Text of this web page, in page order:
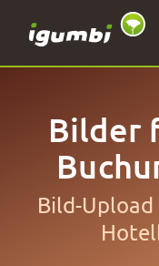
Bilder
Bild-